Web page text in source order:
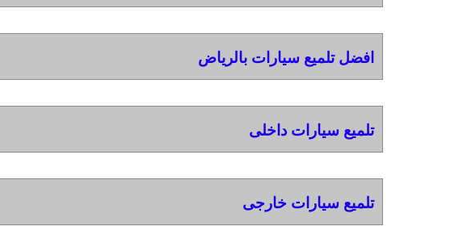
افضل تلميع سيارات بالرياض
تلميع سيارات داخلى
تلميع سيارات خارجى